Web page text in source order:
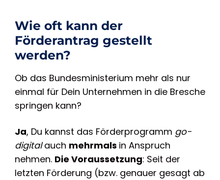
Wie oft kann der
Förderantrag gestellt
werden?
Ob das Bundesministerium mehr als nur
einmal für Dein Unternehmen in die Bresche
springen kann?
Ja, Du kannst das Förderprogramm go-
digitalauch mehrmals in Anspruch
nehmen. Die Voraussetzung: Seit der
letzten Förderung (bzw. genauer gesagt ab